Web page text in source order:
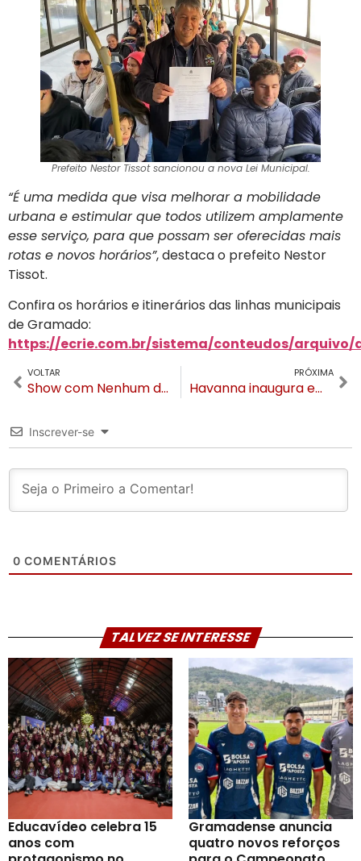
Prefeito Nestor Tissot sancionou a nova Lei Municipal.
“É uma medida que visa melhorar a mobilidade
urbana e estimular que todos utilizem amplamente
esse serviço, para que possam ser oferecidas mais
rotas e novos horários”, destaca o prefeito Nestor
Tissot.
Confira os horários e itinerários das linhas municipais
de Gramado:
https://ecrie.com.br/sistema/conteudos/arquivo/
VOLTAR
Show com Nenhum de Nós é atração de sábado na Temporada de Inverno de Canela
PRÓXIMA
Havanna inaugura em Caxias do Sul
Inscrever-se
0 COMENTÁRIOS
TALVEZ SE INTERESSE
Educavídeo celebra 15
anos com
Gramadense anuncia
quatro novos reforços